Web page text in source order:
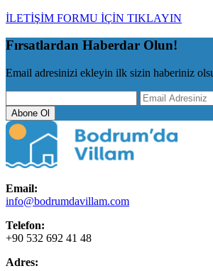
İLETİŞİM FORMU İÇİN TIKLAYIN
Fırsatlardan Haberdar Olun!
Email adresinizi ekleyin ilk sizin haberiniz
Abone Ol
Email:
info@bodrumdavillam.com
Telefon:
+90 532 692 41 48
Adres: